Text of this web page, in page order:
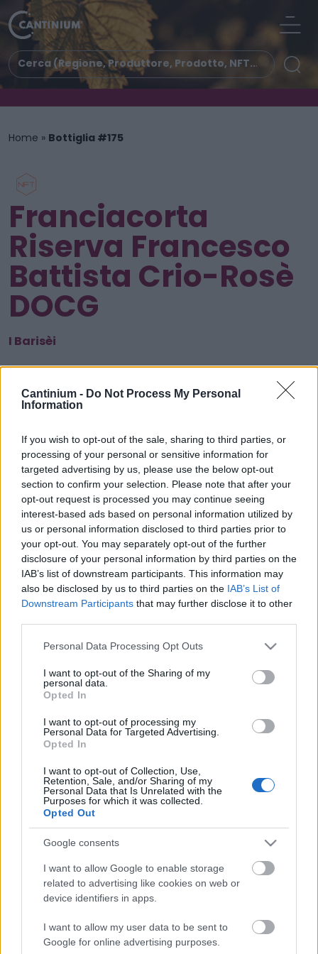
Cantinium - Do Not Process My Personal
Information
If you wish to opt-out of the sale, sharing to third parties, or
processing of your personal or sensitive information for
targeted advertising by us, please use the below opt-out
section to confirm your selection. Please note that after your
opt-out request is processed you may continue seeing
interest-based ads based on personal information utilized by
us or personal information disclosed to third parties prior to
your opt-out. You may separately opt-out of the further
disclosure of your personal information by third parties on the
IAB’s list of downstream participants. This information may
also be disclosed by us to third parties on the IAB’s List of
Downstream Participants that may further disclose it to other
Please note that this website/app uses one or more Google
not limited to your visit or usage behaviour. You may click to
grant or deny consent to Google and its third-party tags to
use your data for below specified purposes in below Google
consent section.
Personal Data Processing Opt Outs
I want to opt-out of the Sharing of my
personal data.
Opted In
I want to opt-out of processing my
Personal Data for Targeted Advertising.
Opted In
I want to opt-out of Collection, Use,
Retention, Sale, and/or Sharing of my
Personal Data that Is Unrelated with the
Purposes for which it was collected.
Opted Out
Google consents
I want to allow Google to enable storage
related to advertising like cookies on web or
device identifiers in apps.
I want to allow my user data to be sent to
Google for online advertising purposes.
Home » Bottiglia #175
Franciacorta
Riserva Francesco
Battista Crio-Rosè
DOCG
I Barisèi
Smart
Proprietario
NFT
0xe18...8F476
NFT
Token
ID
175
Metadati NFT
QmSY3...UyjR9AbwH
Standard
NFT
ERC 721
Blockchain
Scambiabile
Anni
stoccaggio
stoccaggio
N/A
CARATTERISTICHE
Denominazione
Franciacorta DOCG
CRU
Tipologia
Vino
Uvaggio
Regione
Lombardia
Temperatura di
servizio
6° - 7°
Formato